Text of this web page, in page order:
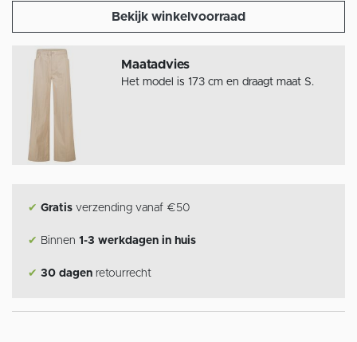
Bekijk winkelvoorraad
Maatadvies
Het model is 173 cm en draagt maat S.
✔ Gratis verzending vanaf €50
✔ Binnen 1-3 werkdagen in huis
✔ 30 dagen retourrecht